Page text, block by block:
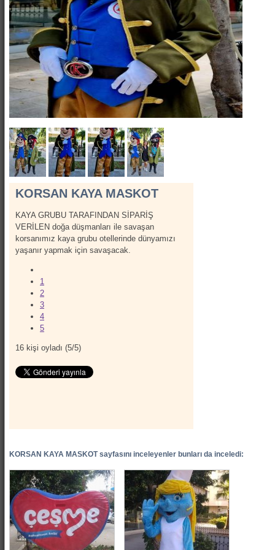
Show Kostümleri
Canlı Heykel Kostümleri
Kanatlar
Hizmetlerimiz
İletişim
Hakkımızda
KORSAN KAYA MASKOT
KAYA GRUBU TARAFINDAN SİPARİŞ
VERİLEN doğa düşmanları ile savaşan
korsanımız kaya grubu otellerinde dünyamızı
yaşanır yapmak için savaşacak.
1
2
3
4
5
16 kişi oyladı (5/5)
KORSAN KAYA MASKOT sayfasını inceleyenler bunları da inceledi: